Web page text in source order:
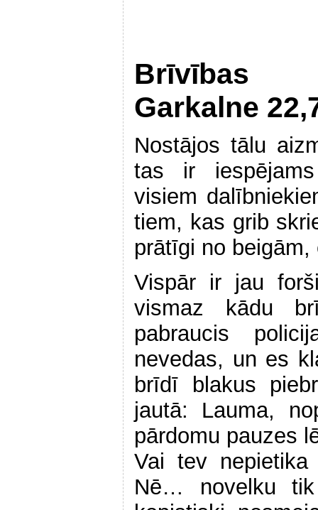
Brīvības
Garkalne
Nostājos tālu
tas ir
visiem
tiem, kas grib
prātīgi no
Vispār ir jau
vismaz kādu
pabraucis
nevedas, un es
brīdī blakus
jautā: Lauma,
pārdomu pauzes
Vai tev nepietika
Nē… novelku